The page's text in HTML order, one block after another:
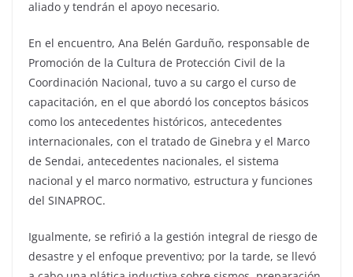
aliado y tendrán el apoyo necesario.
En el encuentro, Ana Belén Garduño, responsable de
Promoción de la Cultura de Protección Civil de la
Coordinación Nacional, tuvo a su cargo el curso de
capacitación, en el que abordó los conceptos básicos
como los antecedentes históricos, antecedentes
internacionales, con el tratado de Ginebra y el Marco
de Sendai, antecedentes nacionales, el sistema
nacional y el marco normativo, estructura y funciones
del SINAPROC.
Igualmente, se refirió a la gestión integral de riesgo de
desastre y el enfoque preventivo; por la tarde, se llevó